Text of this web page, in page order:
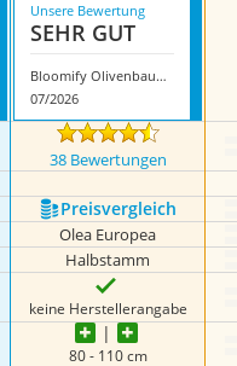
Unsere Bewertung
SEHR GUT
Bloomify Olivenbaum Olivia
07/2026
38 Bewertungen
Preis­vergleich
Olea Europea
Halbstamm
keine Herstellerangabe
80 - 110 cm